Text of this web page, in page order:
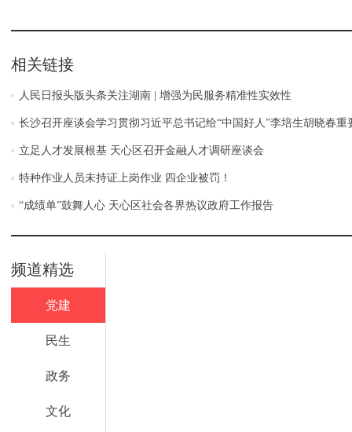
相关链接
人民日报头版头条关注湖南 | 增强为民服务精准性实效性
长沙召开座谈会学习贯彻习近平总书记给“中国好人”李培生胡晓春重
立足人才发展根基 天心区召开金融人才调研座谈会
特种作业人员未持证上岗作业 四企业被罚！
“成绩单”鼓舞人心 天心区社会各界热议政府工作报告
频道精选
党建
民生
政务
文化